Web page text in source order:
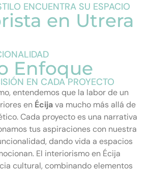
ENCUENTRA SU ESPACIO
en Utrera
Enfoque
EN CADA PROYECTO
entendemos que la labor de un
en Écijava mucho más allá de
Cada proyecto es una narrativa
tus aspiraciones con nuestra
dando vida a espacios
El interiorismo en Écija
cultural, combinando elementos